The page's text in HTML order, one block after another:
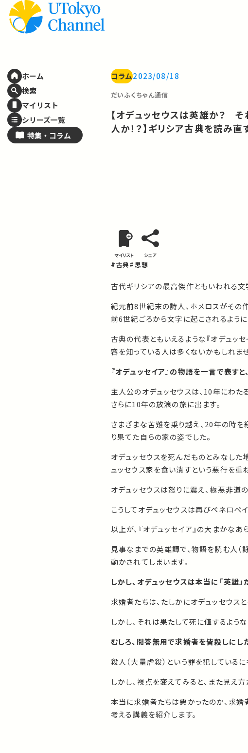
ホーム
検索
マイリスト
シリーズ一覧
特集・ コラム
コラム2023/08/18
だいふくちゃん通信
【オデュッセウスは英雄か？ そ
人か！？】ギリシア古典を読み直
マイリスト シェア
#古典#思想
古代ギリシアの最高傑作ともいわれる文
紀元前8世紀末の詩人、ホメロスがその
前6世紀ごろから文字に起こされるように
古典の代表ともいえるような『オデュッ
容を知っている人は多くないかもしれま
『オデュッセイア』の物語を一言で表す
主人公のオデュッセウスは、10年にわ
さらに10年の放浪の旅に出ます。
さまざまな苦難を乗り越え、20年の時を
り果てた自らの家の姿でした。
オデュッセウスを死んだものとみなした
ュッセウス家を食い潰すという悪行を重
オデュッセウスは怒りに震え、極悪非道
こうしてオデュッセウスは再びペネロペ
以上が、『オデュッセイア』の大まかなあ
見事なまでの英雄譚で、物語を読む人（
動かされてしまいます。
しかし、オデュッセウスは本当に「英雄」
求婚者たちは、たしかにオデュッセウス
しかし、それは果たして死に値するよう
むしろ、問答無用で求婚者を皆殺しにし
殺人（大量虐殺）という罪を犯している
しかし、視点を変えてみると、また見え方
本当に求婚者たちは悪かったのか、求婚
考える講義を紹介します。